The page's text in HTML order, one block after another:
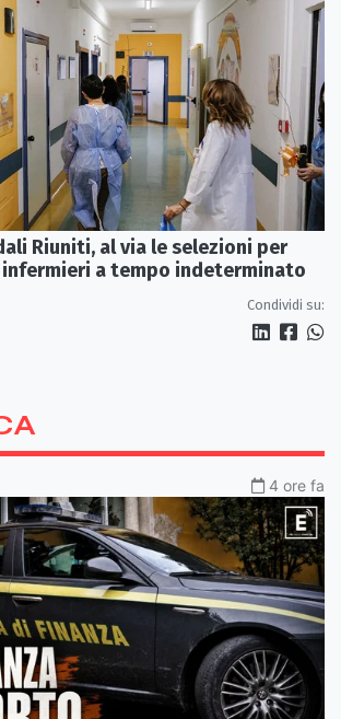
Riuniti, al via le selezioni per
infermieri a tempo indeterminato
Condividi su:
4 ore fa